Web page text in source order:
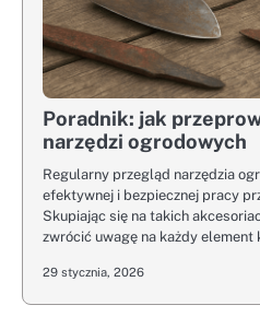
Poradnik: jak
narzędzi ogrodowych
Regularny przegląd narzędzia
efektywnej i bezpiecznej pracy
Skupiając się na takich
zwrócić uwagę na każdy
29 stycznia, 2026